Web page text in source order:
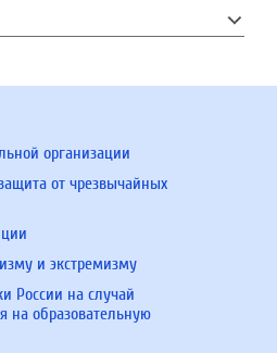
организации
от чрезвычайных
и экстремизму
России на случай
на образовательную